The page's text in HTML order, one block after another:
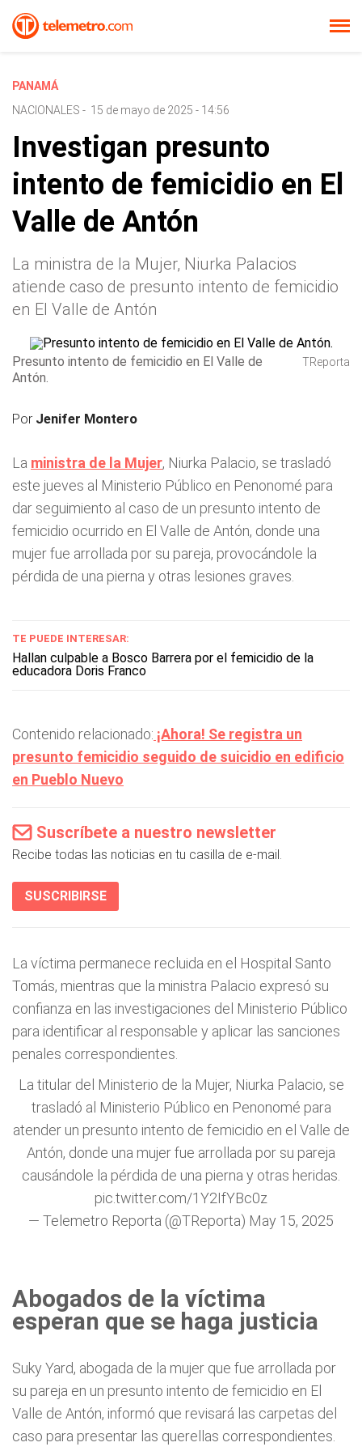
PANAMÁ
NACIONALES - 15 de mayo de 2025 - 14:56
Investigan presunto
intento de femicidio en El
Valle de Antón
La ministra de la Mujer, Niurka Palacios
atiende caso de presunto intento de femicidio
en El Valle de Antón
Presunto intento de femicidio en El Valle de
Antón.
TReporta
Por Jenifer Montero
La ministra de la Mujer, Niurka Palacio, se trasladó
este jueves al Ministerio Público en Penonomé para
dar seguimiento al caso de un presunto intento de
femicidio ocurrido en El Valle de Antón, donde una
mujer fue arrollada por su pareja, provocándole la
pérdida de una pierna y otras lesiones graves.
TE PUEDE INTERESAR:
Hallan culpable a Bosco Barrera por el femicidio de la
educadora Doris Franco
Contenido relacionado: ¡Ahora! Se registra un
presunto femicidio seguido de suicidio en edificio
en Pueblo Nuevo
Suscríbete a nuestro newsletter
Recibe todas las noticias en tu casilla de e-mail.
SUSCRIBIRSE
La víctima permanece recluida en el Hospital Santo
Tomás, mientras que la ministra Palacio expresó su
confianza en las investigaciones del Ministerio Público
para identificar al responsable y aplicar las sanciones
penales correspondientes.
La titular del Ministerio de la Mujer, Niurka Palacio, se
trasladó al Ministerio Público en Penonomé para
atender un presunto intento de femicidio en el Valle de
Antón, donde una mujer fue arrollada por su pareja
causándole la pérdida de una pierna y otras heridas.
pic.twitter.com/1Y2IfYBc0z
— Telemetro Reporta (@TReporta) May 15, 2025
Abogados de la víctima
esperan que se haga justicia
Suky Yard, abogada de la mujer que fue arrollada por
su pareja en un presunto intento de femicidio en El
Valle de Antón, informó que revisará las carpetas del
caso para presentar las querellas correspondientes.